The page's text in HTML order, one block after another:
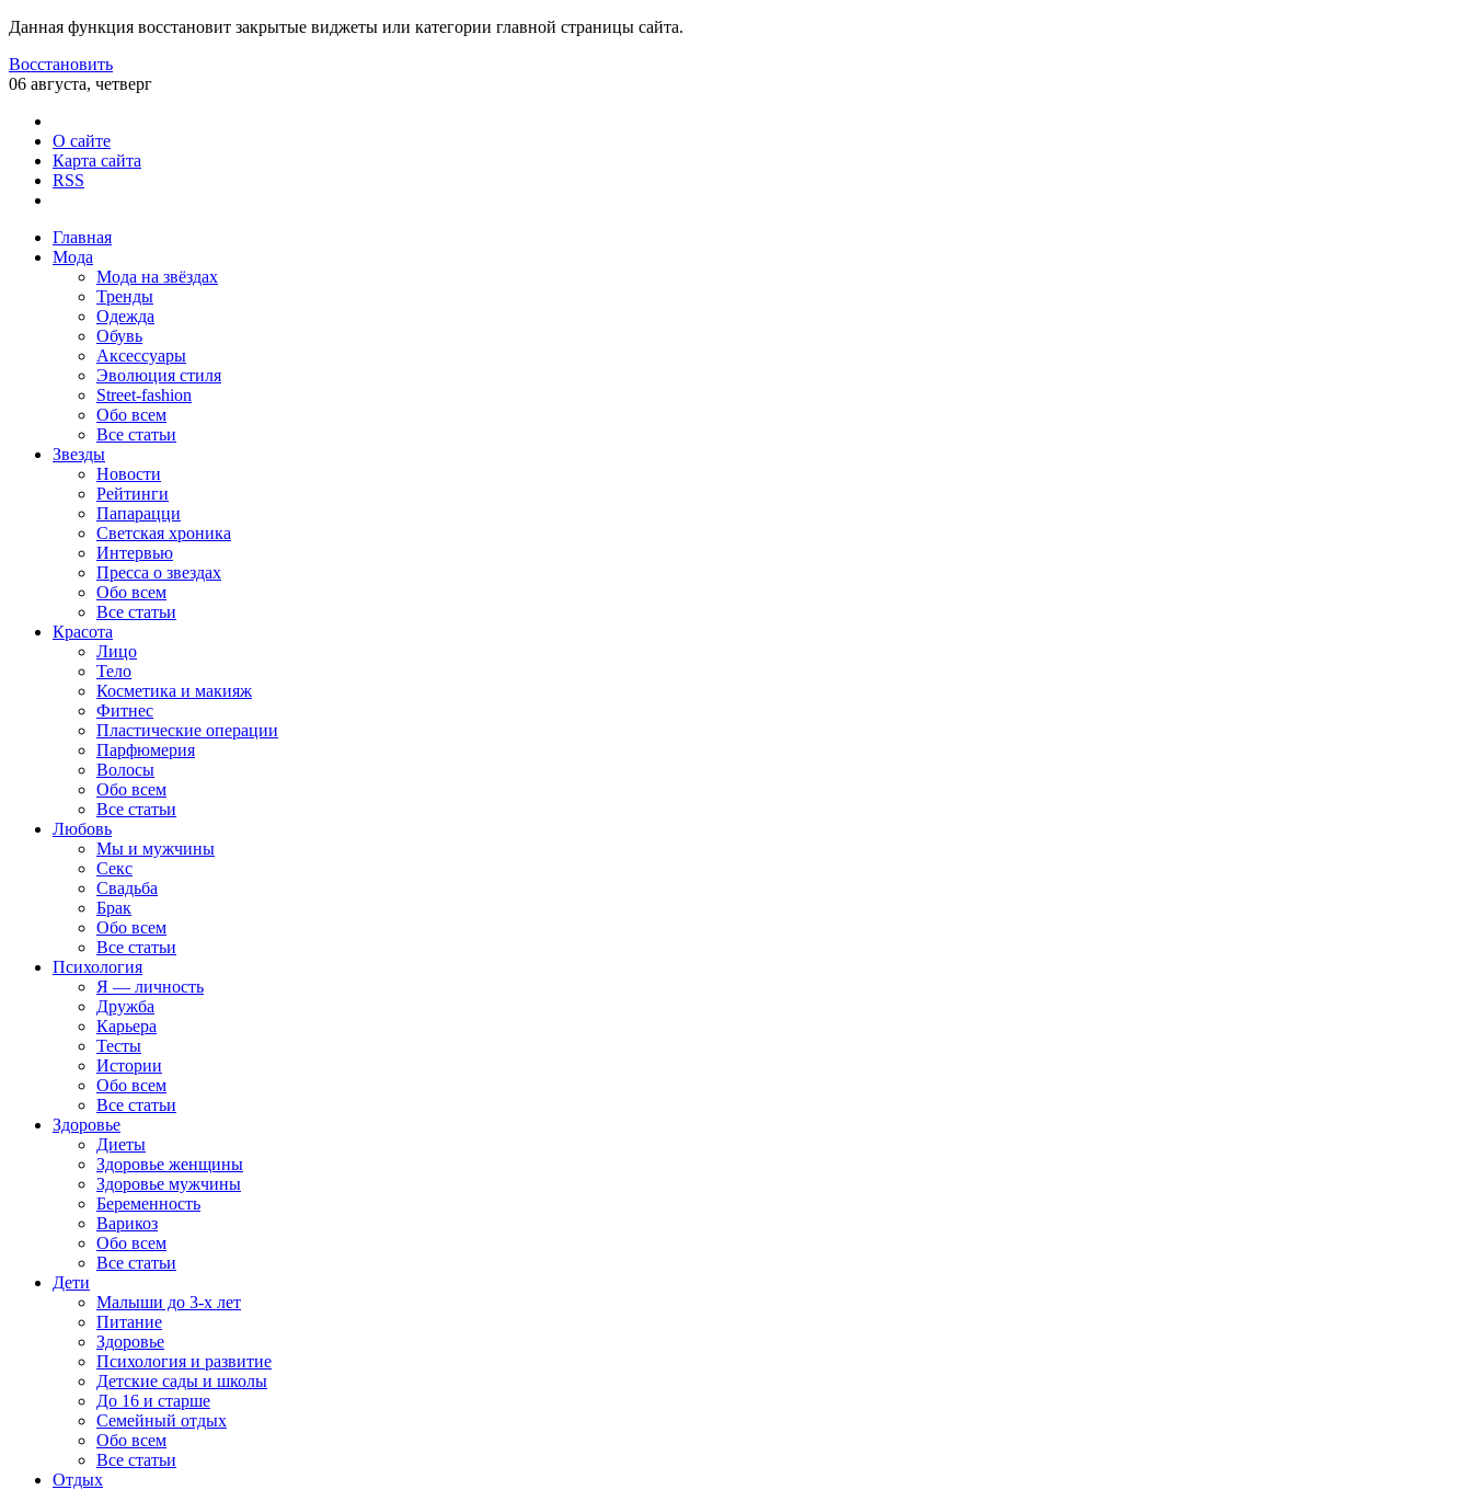
Данная функция восстановит закрытые виджеты или категории главной страницы сайта.
Восстановить
06 августа, четверг
О сайте
Карта сайта
RSS
Главная
Мода
Мода на звёздах
Тренды
Одежда
Обувь
Аксессуары
Эволюция стиля
Street-fashion
Обо всем
Все статьи
Звезды
Новости
Рейтинги
Папарацци
Светская хроника
Интервью
Пресса о звездах
Обо всем
Все статьи
Красота
Лицо
Тело
Косметика и макияж
Фитнес
Пластические операции
Парфюмерия
Волосы
Обо всем
Все статьи
Любовь
Мы и мужчины
Секс
Свадьба
Брак
Обо всем
Все статьи
Психология
Я — личность
Дружба
Карьера
Тесты
Истории
Обо всем
Все статьи
Здоровье
Диеты
Здоровье женщины
Здоровье мужчины
Беременность
Варикоз
Обо всем
Все статьи
Дети
Малыши до 3-х лет
Питание
Здоровье
Психология и развитие
Детские сады и школы
До 16 и старше
Семейный отдых
Обо всем
Все статьи
Отдых